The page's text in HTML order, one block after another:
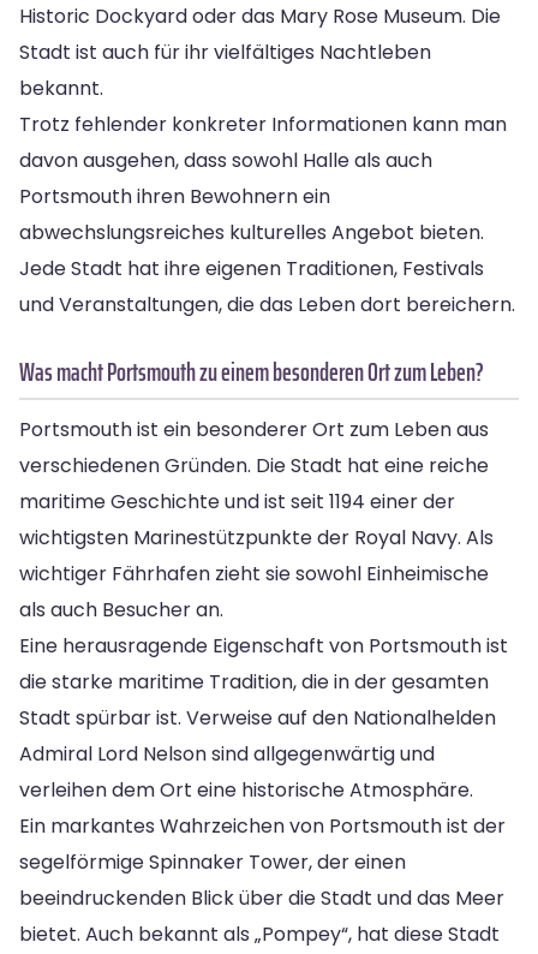
Historic Dockyard oder das Mary Rose Museum. Die
Stadt ist auch für ihr vielfältiges Nachtleben
bekannt.
Trotz fehlender konkreter Informationen kann man
davon ausgehen, dass sowohl Halle als auch
Portsmouth ihren Bewohnern ein
abwechslungsreiches kulturelles Angebot bieten.
Jede Stadt hat ihre eigenen Traditionen, Festivals
und Veranstaltungen, die das Leben dort bereichern.
Was macht Portsmouth zu einem besonderen Ort zum Leben?
Portsmouth ist ein besonderer Ort zum Leben aus
verschiedenen Gründen. Die Stadt hat eine reiche
maritime Geschichte und ist seit 1194 einer der
wichtigsten Marinestützpunkte der Royal Navy. Als
wichtiger Fährhafen zieht sie sowohl Einheimische
als auch Besucher an.
Eine herausragende Eigenschaft von Portsmouth ist
die starke maritime Tradition, die in der gesamten
Stadt spürbar ist. Verweise auf den Nationalhelden
Admiral Lord Nelson sind allgegenwärtig und
verleihen dem Ort eine historische Atmosphäre.
Ein markantes Wahrzeichen von Portsmouth ist der
segelförmige Spinnaker Tower, der einen
beeindruckenden Blick über die Stadt und das Meer
bietet. Auch bekannt als „Pompey“, hat diese Stadt